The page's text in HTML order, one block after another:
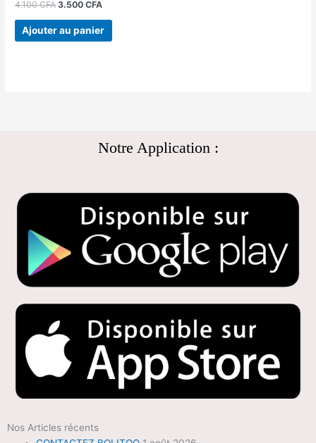
4.100CFA 3.500CFA
Ajouter au panier
Notre Application :
Nos Articles récents